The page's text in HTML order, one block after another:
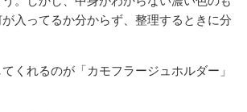
入ってるか分からず、整理するときに分
くれるのが「カモフラージュホルダー」